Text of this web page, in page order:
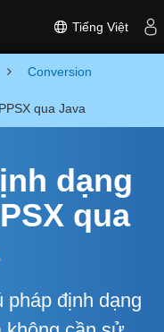
Tiếng Việt
Conversion
qua Java
dạng
qua
pháp định dạng